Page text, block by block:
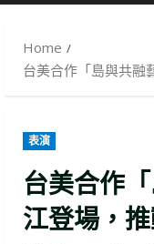
Home
台美合作「島與共融
表演
台美合作
江登場，